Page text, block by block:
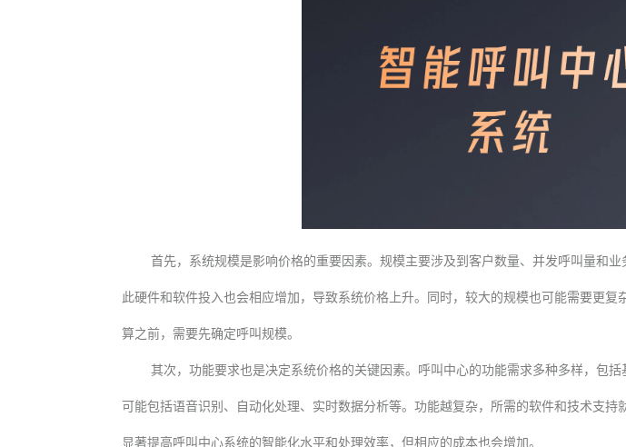
首先，系统规模是影响价格的重要因素。规模主要涉及到客户数量、并发呼叫量和
此硬件和软件投入也会相应增加，导致系统价格上升。同时，较大的规模也可能需要更
算之前，需要先确定呼叫规模。
其次，功能要求也是决定系统价格的关键因素。呼叫中心的功能需求多种多样，包
可能包括语音识别、自动化处理、实时数据分析等。功能越复杂，所需的软件和技术支
显著提高呼叫中心系统的智能化水平和处理效率，但相应的成本也会增加。